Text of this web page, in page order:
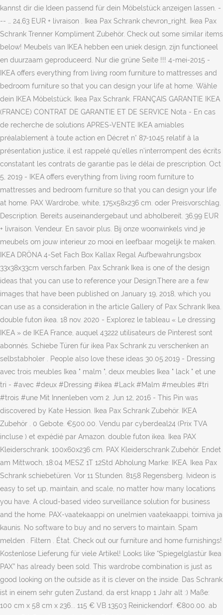
kannst dir die Ideen passend für dein Möbelstück anzeigen lassen. -
-- … 24,63 EUR + livraison . Ikea Pax Schrank chevron_right. Ikea Pax
Schrank Trenner Kompliment Zubehör. Check out some similar items
below! Meubels van IKEA hebben een uniek design, zijn functioneel
en duurzaam geproduceerd. Nur die grüne Seite !!! 4-mei-2015 -
IKEA offers everything from living room furniture to mattresses and
bedroom furniture so that you can design your life at home. Wähle
dein IKEA Möbelstück. Ikea Pax Schrank. FRANÇAIS GARANTIE IKEA
(FRANCE) CONTRAT DE GARANTIE ET DE SERVICE Nota - En cas
de recherche de solutions APRES-VENTE IKEA amiables
préalablement à toute action en Décret n° 87-1045 relatif à la
présentation justice, il est rappelé qu’elles n’interrompent des écrits
constatant les contrats de garantie pas le délai de prescription. Oct
5, 2019 - IKEA offers everything from living room furniture to
mattresses and bedroom furniture so that you can design your life
at home. PAX Wardrobe, white, 175x58x236 cm. oder Preisvorschlag.
Description. Bereits auseinandergebaut und abholbereit. 36,99 EUR
+ livraison. Vendeur. En savoir plus. Bij onze woonwinkels vind je
meubels om jouw interieur zo mooi en leefbaar mogelijk te maken.
IKEA DRÖNA 4-Set Fach Box Kallax Regal Aufbewahrungsbox
33x38x33cm versch.farben. Pax Schrank Ikea is one of the design
ideas that you can use to reference your Design.There are a few
images that have been published on January 19, 2018, which you
can use as a consideration in the article Gallery of Pax Schrank Ikea.
double futon ikea. 18 nov. 2020 - Explorez le tableau « Le dressing
IKEA » de IKEA France, auquel 43222 utilisateurs de Pinterest sont
abonnés. Schiebe Türen für ikea Pax Schrank zu verschenken an
selbstabholer . People also love these ideas 30.05.2019 - Dressing
avec trois meubles Ikea " malm ", deux meubles Ikea " lack " et une
tri - #avec #deux #Dressing #ikea #Lack #Malm #meubles #tri
#trois #une Mit Innenleben vom 2. Jun 12, 2016 - This Pin was
discovered by Kate Hession. Ikea Pax Schrank Zubehör. IKEA
Zubehör . 0 Gebote. €500.00. Vendu par cyberdeal24 (Prix TVA
incluse ) et expédié par Amazon. double futon ikea. Ikea PAX
Kleiderschrank. 100x60x236 cm. PAX Kleiderschrank Zubehör. Endet
am Mittwoch, 18:04 MESZ 1T 12Std Abholung Marke: IKEA. Ikea Pax
Schrank schiebetüren. Vor 11 Stunden. 8158 Regensberg. Ivideon is
easy to set up, maintain, and scale, no matter how many locations
you have. A cloud-based video surveillance solution for business
and the home. PAX-vaatekaappi on unelmien vaatekaappi, toimiva ja
kaunis. No software to buy and no servers to maintain. Spam
melden . Filtern . État. Check out our furniture and home furnishings!
Kostenlose Lieferung für viele Artikel! Looks like “Spiegelglastür Ikea
PAX” has already been sold. This wardrobe combination is just as
good looking on the outside as it is clever on the inside. Das Schrank
ist in einem sehr guten Zustand, da erst knapp 1 Jahr alt :) Maße:
100 cm x 58 cm x 236... 115 € VB 13503 Reinickendorf. €800.00. ab